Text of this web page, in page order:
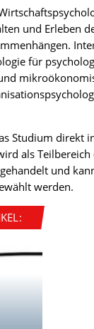
und Erleben
für
Studium direkt
als Teilbereich
und
werden.